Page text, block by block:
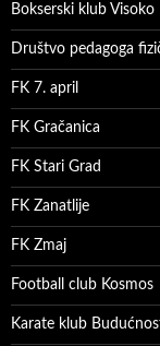
Bokserski klub Visoko
Društvo pedagoga
FK 7. april
FK Gračanica
FK Stari Grad
FK Zanatlije
FK Zmaj
Football club Kosmos
Karate klub